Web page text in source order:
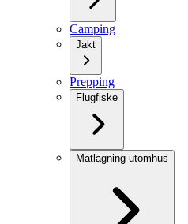
Camping
Jakt
Prepping
Flugfiske
Matlagning utomhus